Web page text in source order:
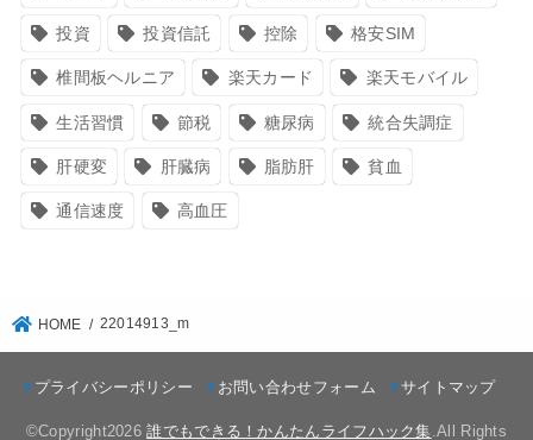
投資 投資信託 控除 格安SIM
椎間板ヘルニア 楽天カード 楽天モバイル
生活習慣 節税 糖尿病 統合失調症
肝硬変 肝臓病 脂肪肝 貧血
通信速度 高血圧
HOME 22014913_m
プライバシーポリシー お問い合わせフォーム サイトマップ
©Copyright2026誰でもできる！かんたんライフハック集 .All Rights